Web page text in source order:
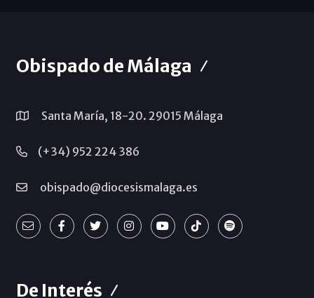
Obispado de Málaga
Santa María, 18-20. 29015 Málaga
(+34) 952 224 386
obispado@diocesismalaga.es
De Interés